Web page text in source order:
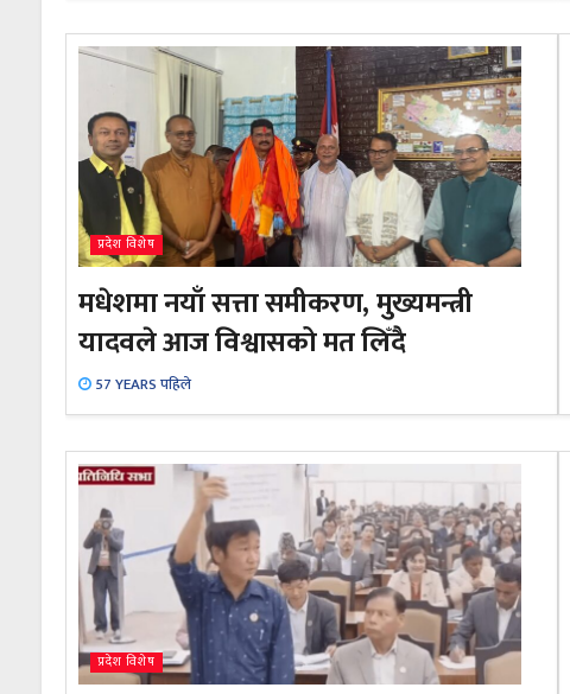
प्रदेश विशेष
मधेशमा नयाँ सत्ता समीकरण, मुख्यमन्त्री
यादवले आज विश्वासको मत लिँदै
57 YEARS पहिले
प्रदेश विशेष